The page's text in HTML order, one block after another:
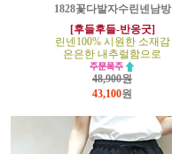
1828꽃다발자수린넨남방
[후들후들-반응굿]
린넨100% 시원한 소재감
은은한 내추럴함으로
48,900원
43,100원